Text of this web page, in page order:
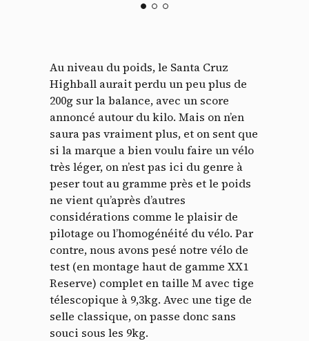
Au niveau du poids, le Santa Cruz
Highball aurait perdu un peu plus de
200g sur la balance, avec un score
annoncé autour du kilo. Mais on n’en
saura pas vraiment plus, et on sent que
si la marque a bien voulu faire un vélo
très léger, on n’est pas ici du genre à
peser tout au gramme près et le poids
ne vient qu’après d’autres
considérations comme le plaisir de
pilotage ou l’homogénéité du vélo. Par
contre, nous avons pesé notre vélo de
test (en montage haut de gamme XX1
Reserve) complet en taille M avec tige
télescopique à 9,3kg. Avec une tige de
selle classique, on passe donc sans
souci sous les 9kg.